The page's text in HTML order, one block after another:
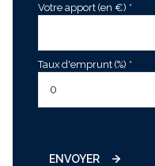
Votre apport (en €) *
Taux d'emprunt (%) *
ENVOYER